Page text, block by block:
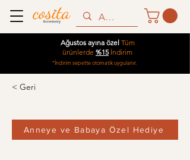
Ağustos ayına özel Tüm
ürünlerde %15İndirim
*İndirim sepette otomatik uygulanır.
< Geri
Anneye ve Babaya Özel Hediye